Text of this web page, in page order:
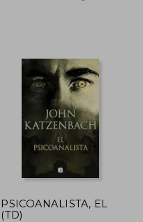
PSICOANALISTA, EL
(TD)